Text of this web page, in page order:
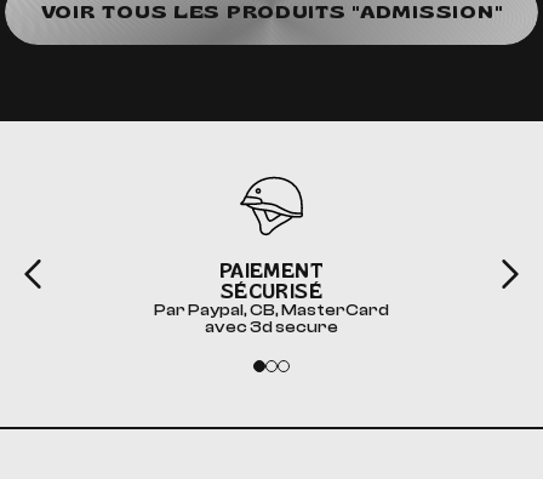
VOIR TOUS LES PRODUITS "ADMISSION"
PAIEMENT
SÉCURISÉ
Par Paypal, CB, MasterCard
avec 3d secure